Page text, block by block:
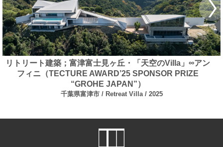
リトリート建築；富津富士見ヶ丘・「天空のVilla」∞アン
フィニ（TECTURE AWARD’25 SPONSOR PRIZE
“GROHE JAPAN”）
千葉県富津市 Retreat Villa 2025